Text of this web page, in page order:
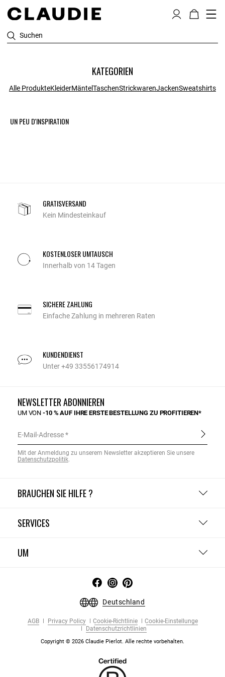
Suchen
KATEGORIEN
Alle ProdukteKleiderMäntelTaschenStrickwarenJackenSweatshirts
UN PEU D'INSPIRATION
GRATISVERSAND
Kein Mindesteinkauf
KOSTENLOSER UMTAUSCH
Innerhalb von 14 Tagen
SICHERE ZAHLUNG
Einfache Zahlung in mehreren Raten
KUNDENDIENST
Unter +49 33556174914
BRAUCHEN SIE HILFE ?
SERVICES
UM
NEWSLETTER ABONNIEREN
UM VON-10 % AUF IHRE ERSTE BESTELLUNG ZU PROFITIEREN*
E-Mail-Adresse
Mit der Anmeldung zu unserem Newsletter akzeptieren Sie unsere
Datenschutzpolitik.
Deutschland
AGB Privacy Policy Cookie-Richtlinie
Cookie-Einstellunge
Datenschutzrichtlinien
Copyright © 2026 Claudie Pierlot. Alle rechte vorbehalten.